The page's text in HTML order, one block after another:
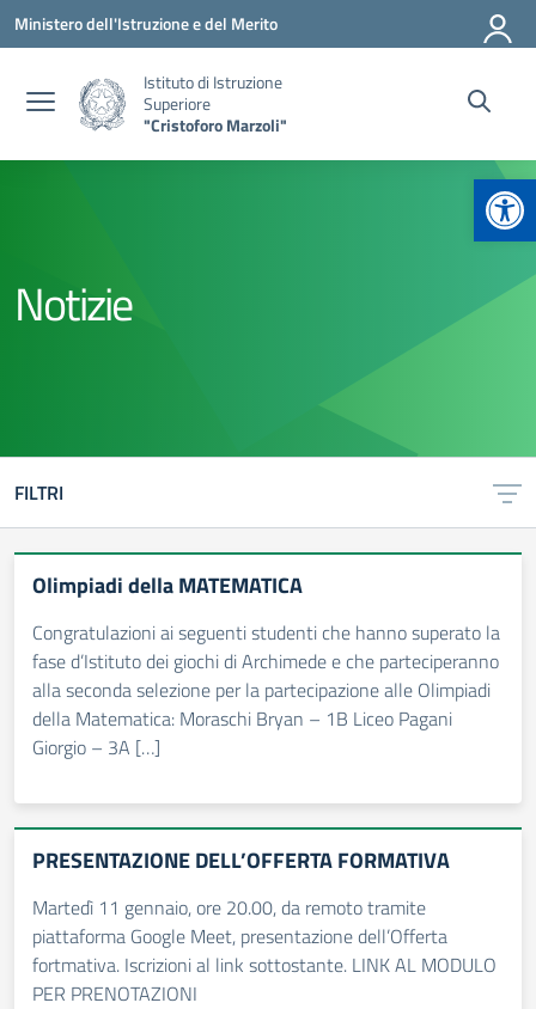
Vai ai contenuti
Vai al menu di navigazione
Vai al footer
Ministero dell'Istruzione e del Merito
Istituto di Istruzione
Superiore
"Cristoforo Marzoli"
Notizie
FILTRI
Olimpiadi della MATEMATICA
Congratulazioni ai seguenti studenti che hanno superato la
fase d’Istituto dei giochi di Archimede e che parteciperanno
alla seconda selezione per la partecipazione alle Olimpiadi
della Matematica: Moraschi Bryan – 1B Liceo Pagani
Giorgio – 3A […]
PRESENTAZIONE DELL’OFFERTA FORMATIVA
Martedì 11 gennaio, ore 20.00, da remoto tramite
piattaforma Google Meet, presentazione dell’Offerta
fortmativa. Iscrizioni al link sottostante. LINK AL MODULO
PER PRENOTAZIONI